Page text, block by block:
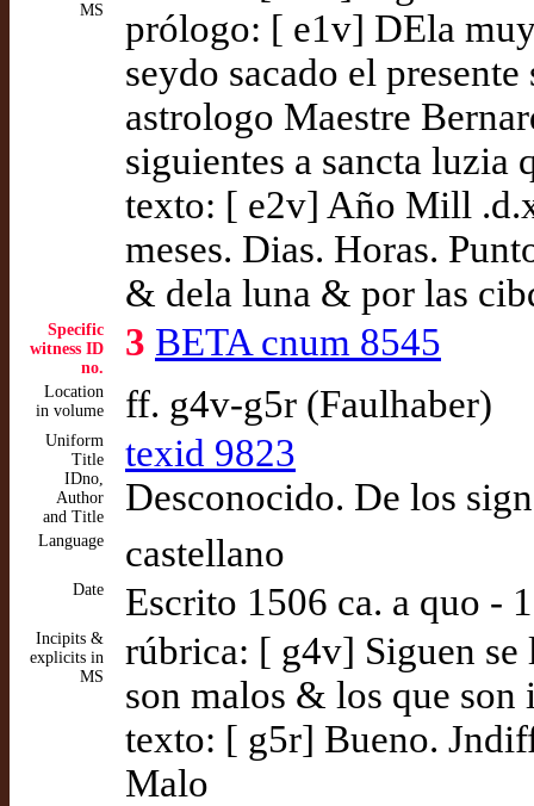
MS
prólogo: [ e1v] DEla
seydo sacado el
astrologo Maestre
siguientes a sancta luzia
texto: [ e2v] Año Mill
meses. Dias. Horas.
& dela luna & por las
Specific
witness ID
no.
3 BETA cnum 8545
Location
in volume
ff. g4v-g5r (Faulhaber)
Uniform
Title
IDno,
Author
and Title
texid 9823
Desconocido. De los
Language castellano
Date Escrito 1506 ca. a quo -
Incipits &
explicits in
MS
rúbrica: [ g4v] Siguen se
son malos & los que son
texto: [ g5r] Bueno.
Malo